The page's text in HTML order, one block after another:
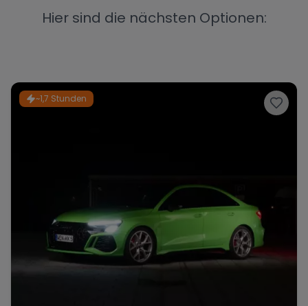
Bentley Rolls Royce Aston Martin
Hier sind die nächsten Optionen:
~1,7 Stunden